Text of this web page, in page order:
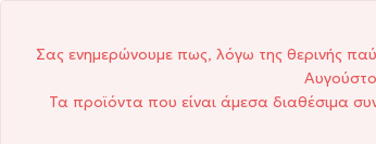
Σας ενημερώνουμε πως, λόγω της θερινής
Τα προϊόντα που είναι άμεσα διαθέσιμα